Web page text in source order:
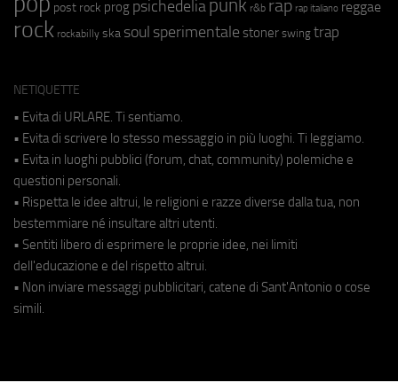
post rock prog psichedeliapunk r&b rap rap italiano reggae
rock rockabilly ska soul sperimentale stoner swing trap
NETIQUETTE
• Evita di URLARE. Ti sentiamo.
• Evita di scrivere lo stesso messaggio in più luoghi. Ti leggiamo.
• Evita in luoghi pubblici (forum, chat, community) polemiche e
questioni personali.
• Rispetta le idee altrui, le religioni e razze diverse dalla tua, non
bestemmiare né insultare altri utenti.
• Sentiti libero di esprimere le proprie idee, nei limiti
dell'educazione e del rispetto altrui.
• Non inviare messaggi pubblicitari, catene di Sant'Antonio o cose
simili.